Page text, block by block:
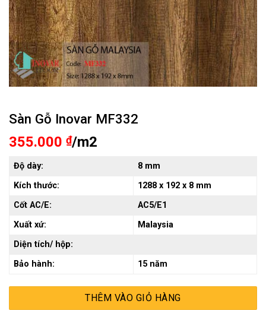
Sàn Gỗ Inovar MF332
355.000 ₫/m2
Độ dày:
8 mm
Kích thước:
1288 x 192 x 8 mm
Cốt AC/E:
AC5/E1
Xuất xứ:
Malaysia
Diện tích/ hộp:
Bảo hành:
15 năm
THÊM VÀO GIỎ HÀNG